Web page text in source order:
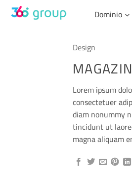
Skip
Dominio
Design
Lorem ipsum
consectetuer
diam nonummy
tincidunt ut
magna aliquam